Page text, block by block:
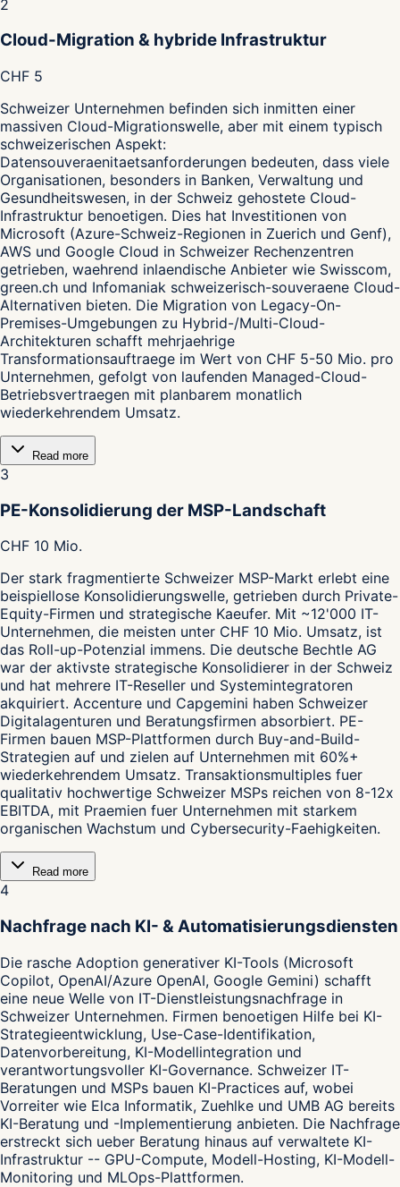
2
Cloud-Migration & hybride Infrastruktur
CHF 5
Schweizer Unternehmen befinden sich inmitten einer
massiven Cloud-Migrationswelle, aber mit einem typisch
schweizerischen Aspekt:
Datensouveraenitaetsanforderungen bedeuten, dass viele
Organisationen, besonders in Banken, Verwaltung und
Gesundheitswesen, in der Schweiz gehostete Cloud-
Infrastruktur benoetigen. Dies hat Investitionen von
Microsoft (Azure-Schweiz-Regionen in Zuerich und Genf),
AWS und Google Cloud in Schweizer Rechenzentren
getrieben, waehrend inlaendische Anbieter wie Swisscom,
green.ch und Infomaniak schweizerisch-souveraene Cloud-
Alternativen bieten. Die Migration von Legacy-On-
Premises-Umgebungen zu Hybrid-/Multi-Cloud-
Architekturen schafft mehrjaehrige
Transformationsauftraege im Wert von CHF 5-50 Mio. pro
Unternehmen, gefolgt von laufenden Managed-Cloud-
Betriebsvertraegen mit planbarem monatlich
wiederkehrendem Umsatz.
Read more
3
PE-Konsolidierung der MSP-Landschaft
CHF 10 Mio.
Der stark fragmentierte Schweizer MSP-Markt erlebt eine
beispiellose Konsolidierungswelle, getrieben durch Private-
Equity-Firmen und strategische Kaeufer. Mit ~12'000 IT-
Unternehmen, die meisten unter CHF 10 Mio. Umsatz, ist
das Roll-up-Potenzial immens. Die deutsche Bechtle AG
war der aktivste strategische Konsolidierer in der Schweiz
und hat mehrere IT-Reseller und Systemintegratoren
akquiriert. Accenture und Capgemini haben Schweizer
Digitalagenturen und Beratungsfirmen absorbiert. PE-
Firmen bauen MSP-Plattformen durch Buy-and-Build-
Strategien auf und zielen auf Unternehmen mit 60%+
wiederkehrendem Umsatz. Transaktionsmultiples fuer
qualitativ hochwertige Schweizer MSPs reichen von 8-12x
EBITDA, mit Praemien fuer Unternehmen mit starkem
organischen Wachstum und Cybersecurity-Faehigkeiten.
Read more
4
Nachfrage nach KI- & Automatisierungsdiensten
Die rasche Adoption generativer KI-Tools (Microsoft
Copilot, OpenAI/Azure OpenAI, Google Gemini) schafft
eine neue Welle von IT-Dienstleistungsnachfrage in
Schweizer Unternehmen. Firmen benoetigen Hilfe bei KI-
Strategieentwicklung, Use-Case-Identifikation,
Datenvorbereitung, KI-Modellintegration und
verantwortungsvoller KI-Governance. Schweizer IT-
Beratungen und MSPs bauen KI-Practices auf, wobei
Vorreiter wie Elca Informatik, Zuehlke und UMB AG bereits
KI-Beratung und -Implementierung anbieten. Die Nachfrage
erstreckt sich ueber Beratung hinaus auf verwaltete KI-
Infrastruktur -- GPU-Compute, Modell-Hosting, KI-Modell-
Monitoring und MLOps-Plattformen.